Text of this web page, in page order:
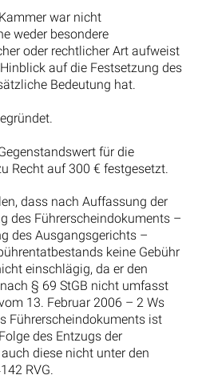
war nicht
weder besondere
oder rechtlicher Art aufweist
auf die Festsetzung des
Bedeutung hat.
für die
Recht auf 300 € festgesetzt.
dass nach Auffassung der
des Führerscheindokuments –
des Ausgangsgerichts –
keine Gebühr
einschlägig, da er den
§ 69 StGB nicht umfasst
13. Februar 2006 – 2 Ws
Führerscheindokuments ist
des Entzugs der
diese nicht unter den
RVG.